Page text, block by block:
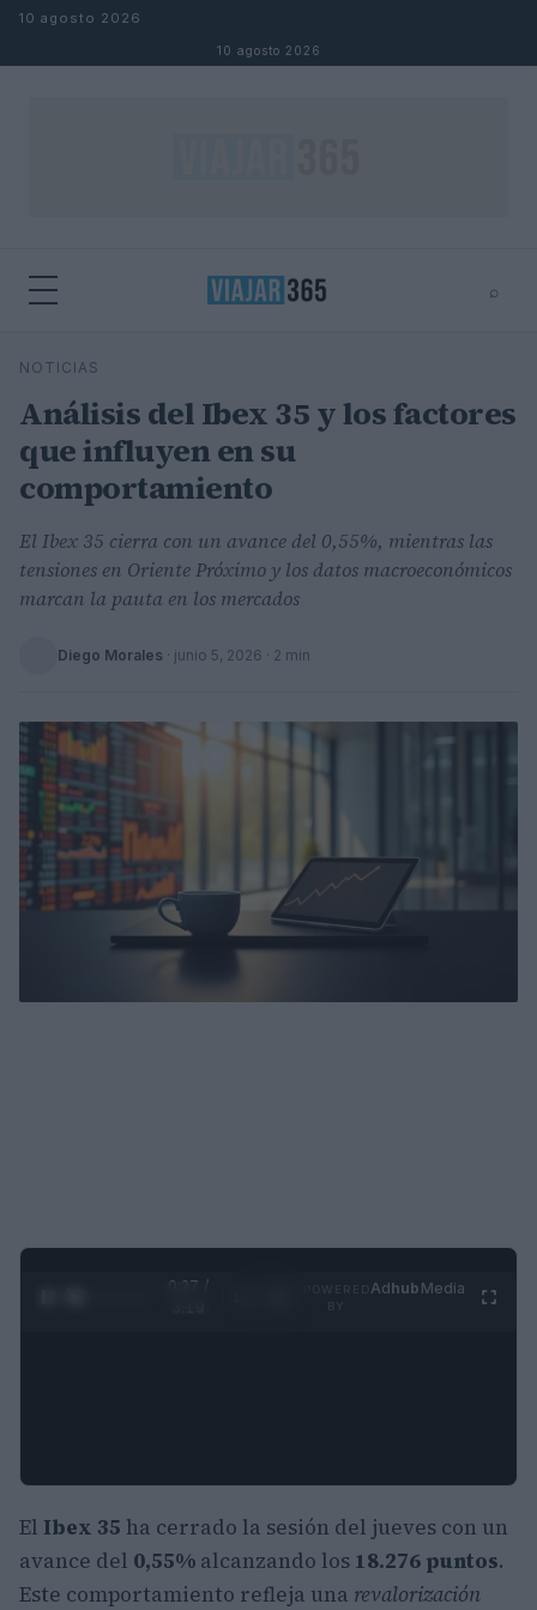
Saltar al contenido
10 agosto 2026
10 agosto 2026
⌕
Buscar
NOTICIAS
Análisis del Ibex 35 y los factores
que influyen en su
comportamiento
El Ibex 35 cierra con un avance del 0,55%, mientras las
tensiones en Oriente Próximo y los datos macroeconómicos
marcan la pauta en los mercados
Diego Morales · junio 5, 2026 · 2 min
0:28 /
Adhub Media
El Ibex 35 ha cerrado la sesión del jueves con un
avance del 0,55% alcanzando los 18.276 puntos.
Este comportamiento refleja una revalorización